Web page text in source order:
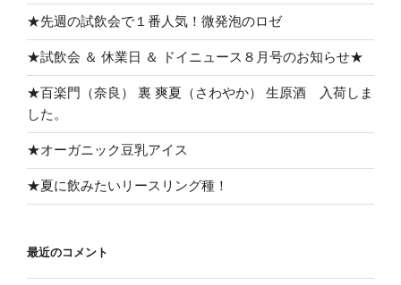
★先週の試飲会で１番人気！微発泡のロゼ
★試飲会 ＆ 休業日 ＆ ドイニュース８月号のお知らせ★
★百楽門（奈良） 裏 爽夏（さわやか） 生原酒 入荷しま
した。
★オーガニック豆乳アイス
★夏に飲みたいリースリング種！
最近のコメント